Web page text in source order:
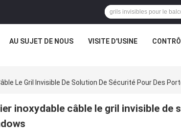
AU SUJET DE NOUS VISITE D'USINE
Le Gril Invisible De Solution De Sécurité Pour Des
inoxydable câble le gril invisible